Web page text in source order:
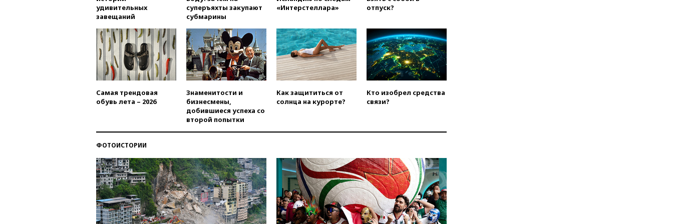
вчера, 19:19 Россиянка
Альпах
вчера, 19:00Открытое
горение на складе в Брянске
ликвидировано
вчера, 18:55 Минобороны
украинским сухогрузам в
Черном море
стали абсолютными
вчера, 18:39Два человека
погибли в результате удара
ВСУ по многоэтажке в Керчи
вчера, 18:25 Беспилотник
атаковал турецкий сухогруз у
побережья Новороссийска
удивительных
завещаний
суперъяхты закупают
субмарины
«Интерстеллара»
отпуск?
Самая трендовая
обувь лета – 2026
Знаменитости и
бизнесмены,
добившиеся успеха со
второй попытки
Как защититься от
солнца на курорте?
Кто изобрел средства
связи?
ФОТОИСТОРИИ